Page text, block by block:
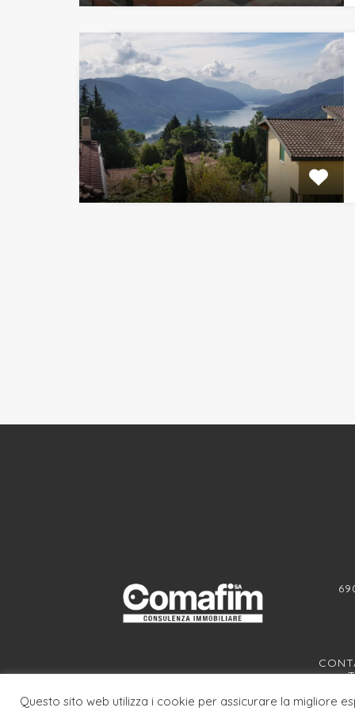
Questo sito web utilizza i cookie per assicurare la migliore